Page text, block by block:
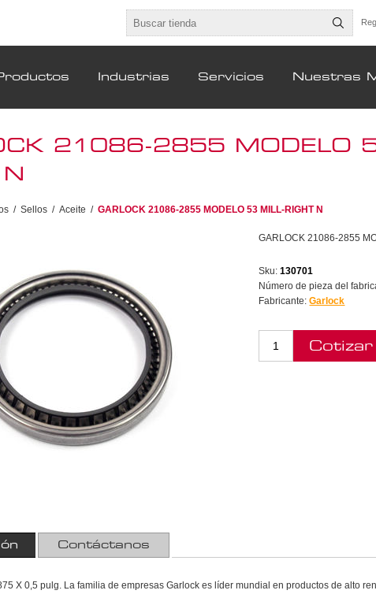
Industrias Servicios Nuestras
21086-2855 MODELO
/ Sellos / Aceite / GARLOCK 21086-2855 MODELO 53 MILL-RIGHT N
GARLOCK 21086-2855
Sku: 130701
Número de pieza del
Fabricante: Garlock
Contáctanos
X 0,5 pulg. La familia de empresas Garlock es líder mundial en productos de alto